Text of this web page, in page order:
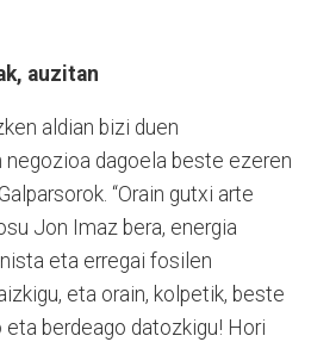
auzitan
aldian bizi duen
negozioa dagoela beste ezeren
“Orain gutxi arte
Jon Imaz bera, energia
eta erregai fosilen
eta orain, kolpetik, beste
berdeago datozkigu! Hori